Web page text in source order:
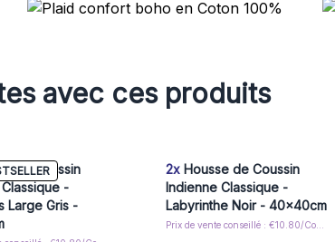
avec ces produits
de Coussin
-
Large Gris -
2x Housse de Coussin
Indienne Classique -
Labyrinthe Noir - 40x40cm